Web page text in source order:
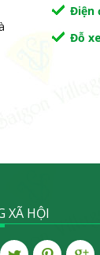
Điện
Đỗ
XÃ HỘI